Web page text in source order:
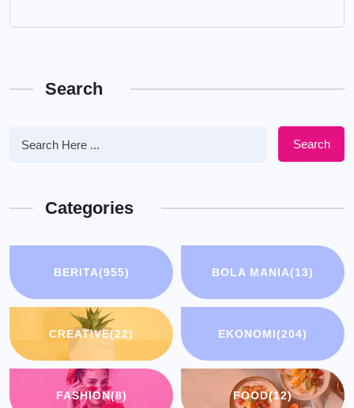
Search
Search
Categories
BERITA(955) BOLA MANIA(13)
CREATIVE(22) EKONOMI(204)
FASHION(8) FOOD(12)